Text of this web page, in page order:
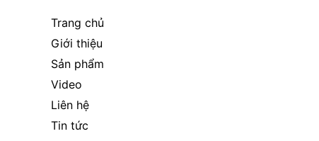
Trang chủ
Giới thiệu
Sản phẩm
Video
Liên hệ
Tin tức